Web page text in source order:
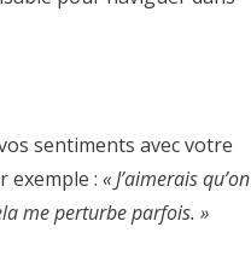
sentiments avec votre
exemple : « J’aimerais qu’on
me perturbe parfois. »